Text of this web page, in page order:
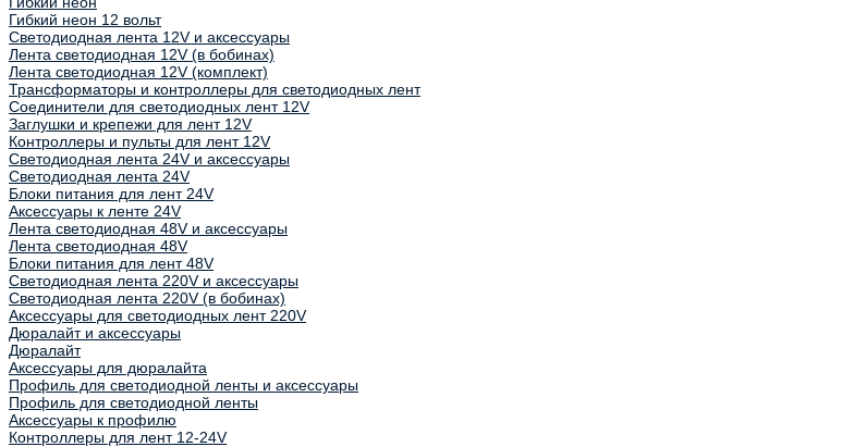
Гибкий неон 12 вольт
Светодиодная лента 12V и аксессуары
Лента светодиодная 12V (в бобинах)
Лента светодиодная 12V (комплект)
Трансформаторы и контроллеры для светодиодных лент
Соединители для светодиодных лент 12V
Заглушки и крепежи для лент 12V
Контроллеры и пульты для лент 12V
Светодиодная лента 24V и аксессуары
Светодиодная лента 24V
Блоки питания для лент 24V
Аксессуары к ленте 24V
Лента светодиодная 48V и аксессуары
Лента светодиодная 48V
Блоки питания для лент 48V
Светодиодная лента 220V и аксессуары
Светодиодная лента 220V (в бобинах)
Аксессуары для светодиодных лент 220V
Дюралайт и аксессуары
Дюралайт
Аксессуары для дюралайта
Профиль для светодиодной ленты и аксессуары
Профиль для светодиодной ленты
Аксессуары к профилю
Контроллеры для лент 12-24V